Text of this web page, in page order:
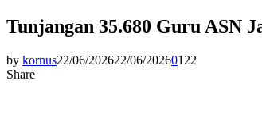
Tunjangan 35.680 Guru ASN
by kornus22/06/202622/06/20260122
Share